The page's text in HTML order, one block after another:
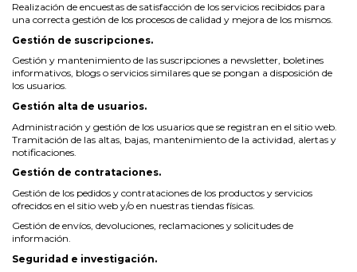
Realización de encuestas de satisfacción de los servicios recibidos para
una correcta gestión de los procesos de calidad y mejora de los mismos.
Gestión de suscripciones.
Gestión y mantenimiento de las suscripciones a newsletter, boletines
informativos, blogs o servicios similares que se pongan a disposición de
los usuarios.
Gestión alta de usuarios.
Administración y gestión de los usuarios que se registran en el sitio web.
Tramitación de las altas, bajas, mantenimiento de la actividad, alertas y
notificaciones.
Gestión de contrataciones.
Gestión de los pedidos y contrataciones de los productos y servicios
ofrecidos en el sitio web y/o en nuestras tiendas físicas.
Gestión de envíos, devoluciones, reclamaciones y solicitudes de
información.
Seguridad e investigación.